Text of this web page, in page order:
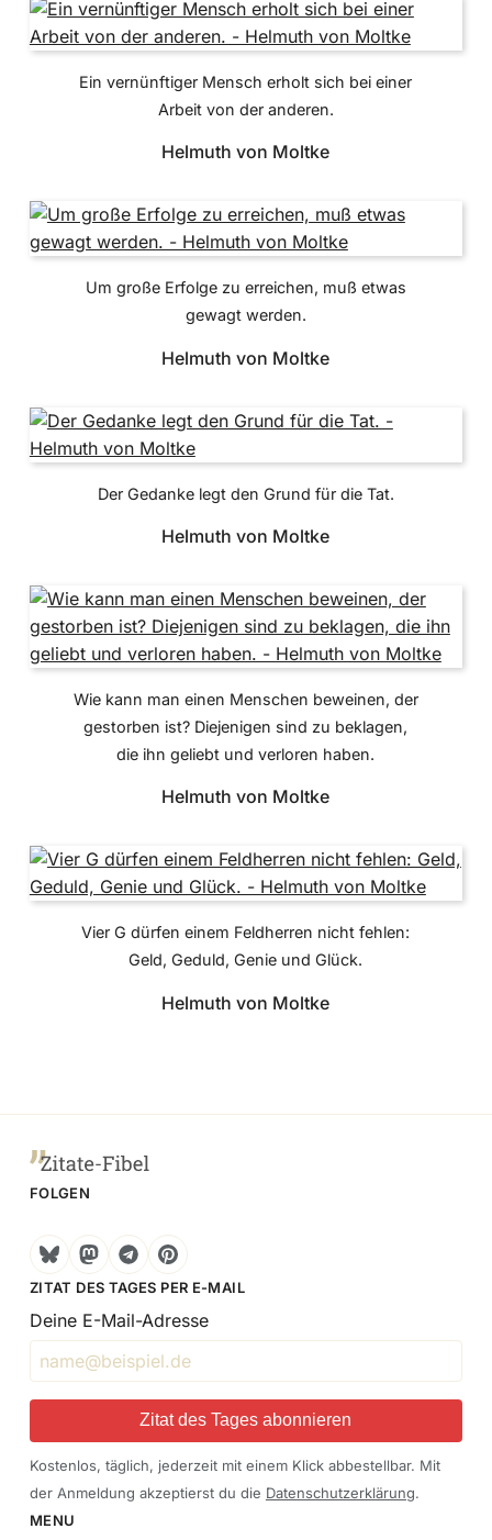
Ein vernünftiger Mensch erholt sich bei einer
Arbeit von der anderen.
Helmuth von Moltke
Um große Erfolge zu erreichen, muß etwas
gewagt werden.
Helmuth von Moltke
Der Gedanke legt den Grund für die Tat.
Helmuth von Moltke
Wie kann man einen Menschen beweinen, der
gestorben ist? Diejenigen sind zu beklagen,
die ihn geliebt und verloren haben.
Helmuth von Moltke
Vier G dürfen einem Feldherren nicht fehlen:
Geld, Geduld, Genie und Glück.
Helmuth von Moltke
FOLGEN
BlueskyMastodon
TelegramPinterest
ZITAT DES TAGES PER E-MAIL
Deine E-Mail-Adresse
Zitat des Tages abonnieren
Kostenlos, täglich, jederzeit mit einem Klick abbestellbar. Mit
der Anmeldung akzeptierst du die Datenschutzerklärung.
MENU